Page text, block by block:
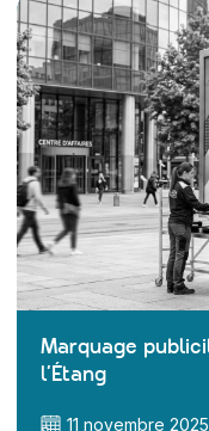
Marquage
l’Étang
11 novembre 2025